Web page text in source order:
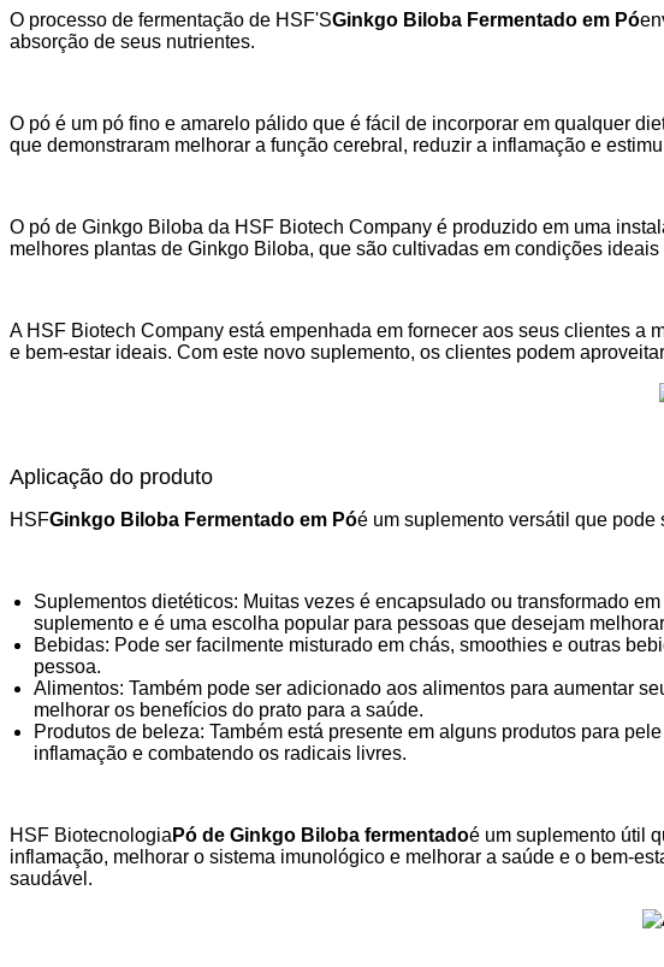
O processo de fermentação de HSF'SGinkgo Biloba Fermentado em Pó
absorção de seus nutrientes.
O pó é um pó fino e amarelo pálido que é fácil de incorporar em qualquer
que demonstraram melhorar a função cerebral, reduzir a inflamação e
O pó de Ginkgo Biloba da HSF Biotech Company é produzido em uma
melhores plantas de Ginkgo Biloba, que são cultivadas em condições
A HSF Biotech Company está empenhada em fornecer aos seus clientes
e bem-estar ideais. Com este novo suplemento, os clientes podem
Aplicação do produto
HSFGinkgo Biloba Fermentado em Póé um suplemento versátil que
Suplementos dietéticos: Muitas vezes é encapsulado ou transformado
suplemento e é uma escolha popular para pessoas que desejam
Bebidas: Pode ser facilmente misturado em chás, smoothies e outras
pessoa.
Alimentos: Também pode ser adicionado aos alimentos para aumentar
melhorar os benefícios do prato para a saúde.
Produtos de beleza: Também está presente em alguns produtos para
inflamação e combatendo os radicais livres.
HSF Biotecnologia Pó de Ginkgo Biloba fermentadoé um suplemento útil
inflamação, melhorar o sistema imunológico e melhorar a saúde e o bem-
saudável.